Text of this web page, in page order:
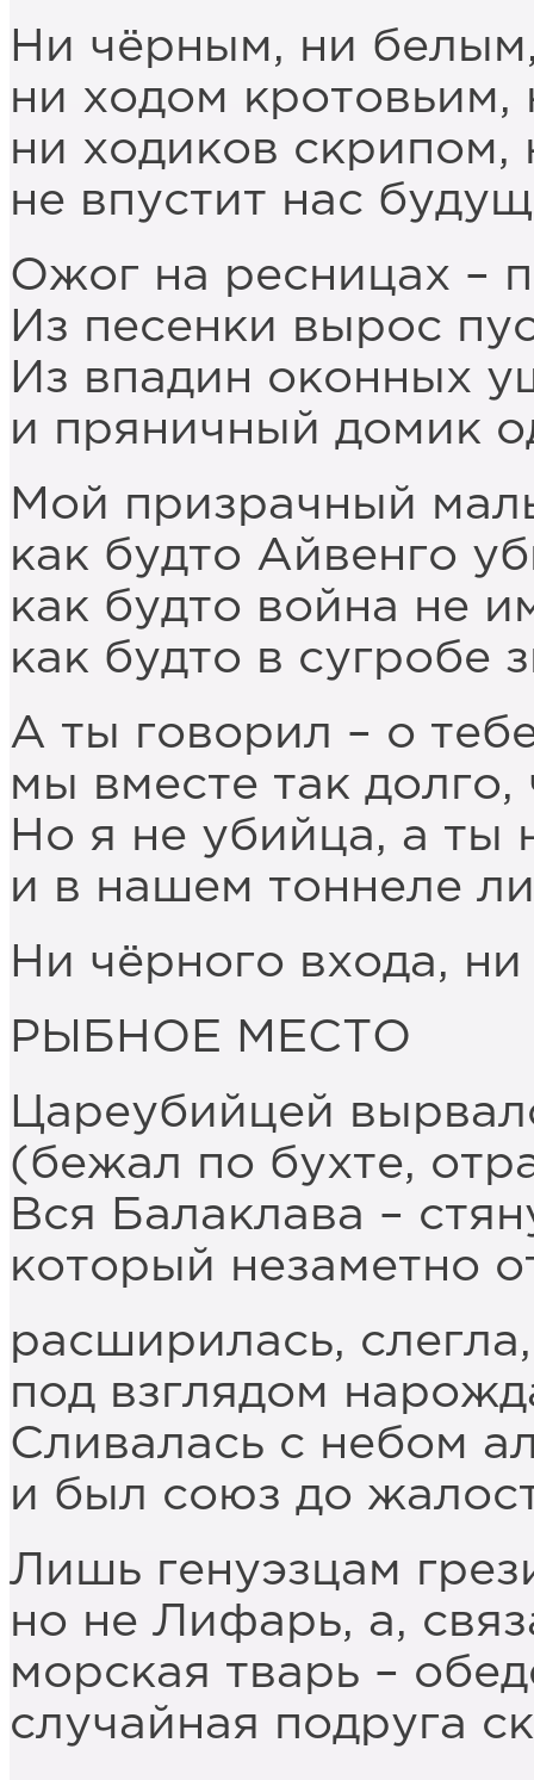
Ни чёрным, ни
ни ходом
ни ходиков скрипом,
не впустит нас
Ожог на ресницах –
Из песенки вырос
Из впадин оконных
и пряничный домик
Мой призрачный
как будто Айвенго
как будто война не
как будто в сугробе
А ты говорил – о
мы вместе так
Но я не убийца, а ты
и в нашем тоннеле
Ни чёрного входа,
РЫБНОЕ МЕСТО
Цареубийцей
(бежал по бухте,
Вся Балаклава –
который незаметно
расширилась,
под взглядом
Сливалась с небом
и был союз до
Лишь генуэзцам
но не Лифарь, а,
морская тварь –
случайная подруга